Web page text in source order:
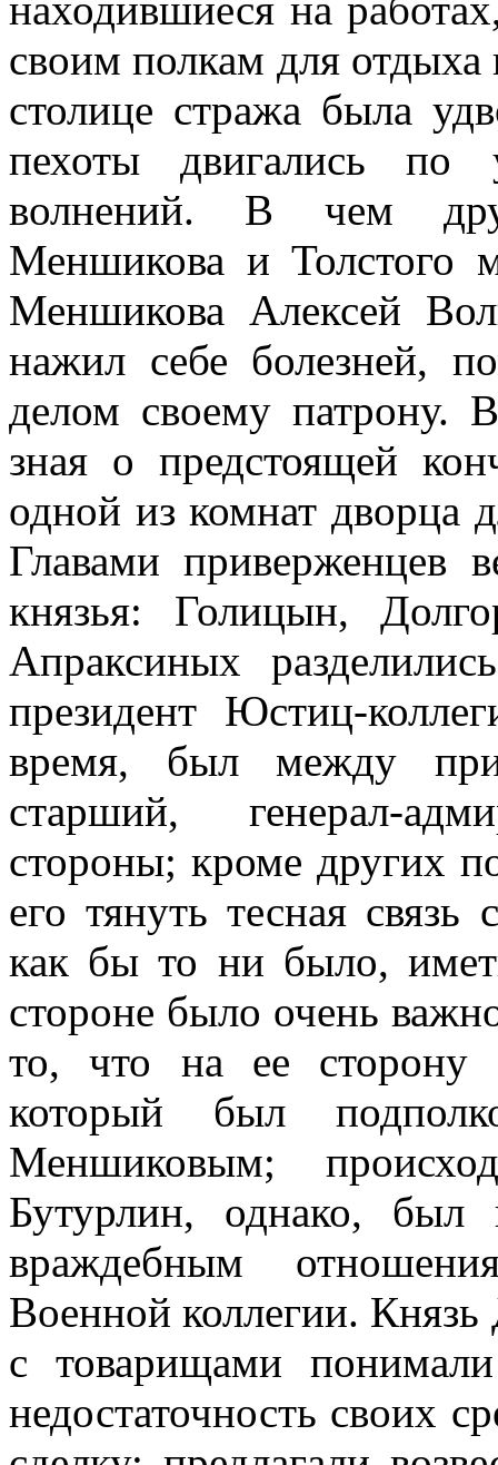
находившиеся на
своим полкам для
столице стража была
пехоты двигались по
волнений. В чем
Меншикова и Толстого
Меншикова Алексей
нажил себе болезней,
делом своему патрону.
зная о предстоящей
одной из комнат дворца
Главами приверженцев
князья: Голицын,
Апраксиных
президент Юстиц-
время, был между
старший, генерал-
стороны; кроме других
его тянуть тесная
как бы то ни было,
стороне было очень
то, что на ее сторону
который был
Меншиковым;
Бутурлин, однако,
враждебным
Военной коллегии.
с товарищами
недостаточность своих